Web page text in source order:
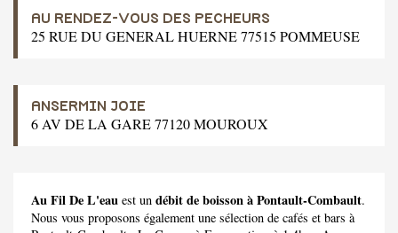
AU RENDEZ-VOUS DES PECHEURS
25 RUE DU GENERAL HUERNE 77515 POMMEUSE
ANSERMIN JOIE
6 AV DE LA GARE 77120 MOUROUX
Au Fil De L'eau est un débit de boisson à Pontault-Combault.
Nous vous proposons également une sélection de cafés et bars à